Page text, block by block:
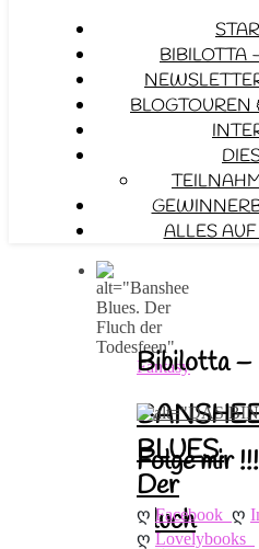
BIBILOTTA
BLOGTOUREN
ALLES
Fantasy
BLUES.
Der
Fluch
Bibilotta –
Folge mir !!!
ღ Facebook ღ
ღ Lovelybooks